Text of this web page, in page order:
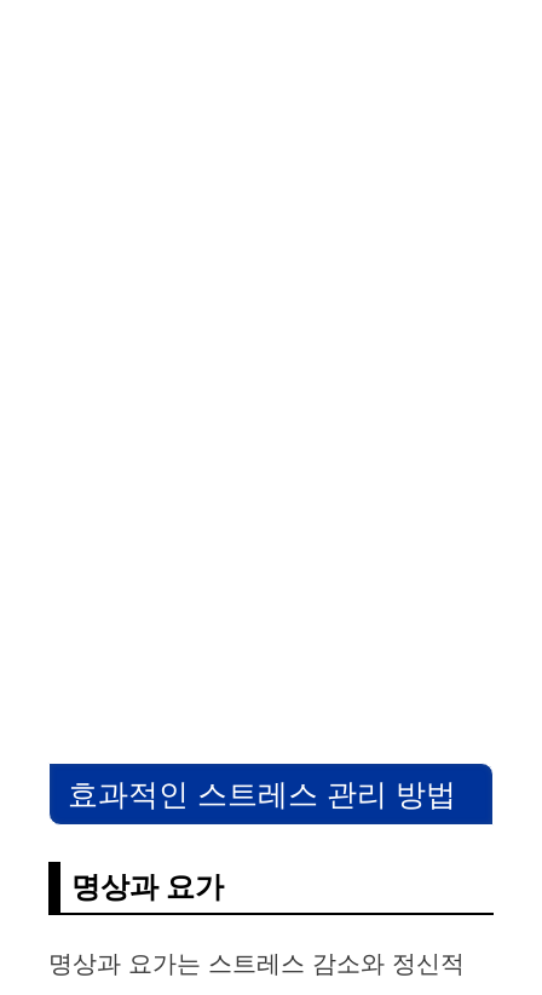
효과적인 스트레스 관리 방법
명상과 요가
명상과 요가는 스트레스 감소와 정신적